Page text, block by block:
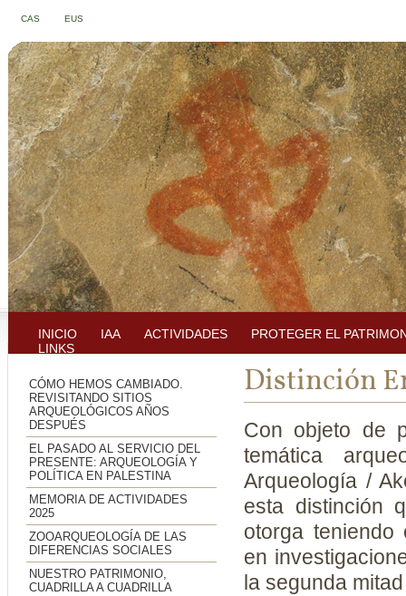
INICIO IAA ACTIVIDADES
PROTEGER EL
LINKS
CAS EUS
CÓMO HEMOS CAMBIADO.
REVISITANDO SITIOS
ARQUEOLÓGICOS AÑOS
DESPUÉS
EL PASADO AL SERVICIO DEL
PRESENTE: ARQUEOLOGÍA Y
POLÍTICA EN PALESTINA
MEMORIA DE ACTIVIDADES
2025
ZOOARQUEOLOGÍA DE LAS
DIFERENCIAS SOCIALES
NUESTRO PATRIMONIO,
CUADRILLA A CUADRILLA
Distinción
Con objeto de
temática
Arqueología /
esta distinción
otorga
en
la segunda